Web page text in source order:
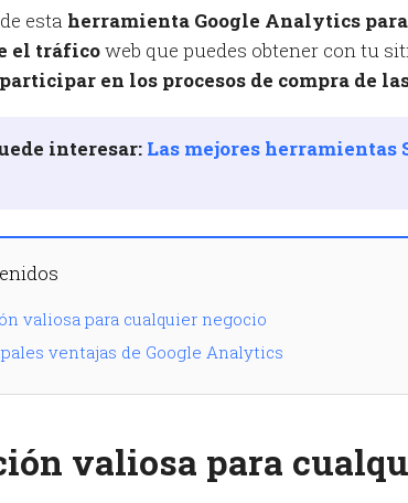
esta herramienta Google Analytics
el tráficoweb que puedes obtener con tu
en los procesos de compra de
interesar: Las mejores herramientas
valiosa para cualquier negocio
ventajas de Google Analytics
valiosa para